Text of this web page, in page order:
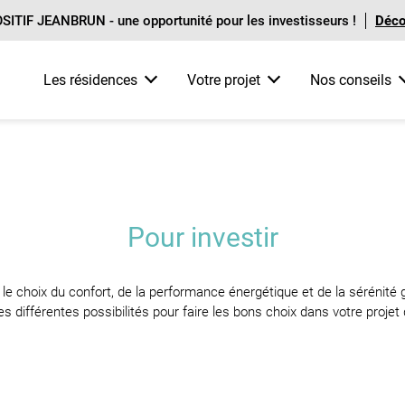
JEANBRUN - une opportunité pour les investisseurs !
Les résidences
> Disponibles immédialement
Votre projet
> Zoom sur les résidences gérées
Nos conseils
> Le crédit immobilierPour investir
choix du confort, de la performance énergétique et de la
différentes possibilités pour faire les bons choix dans votre projet